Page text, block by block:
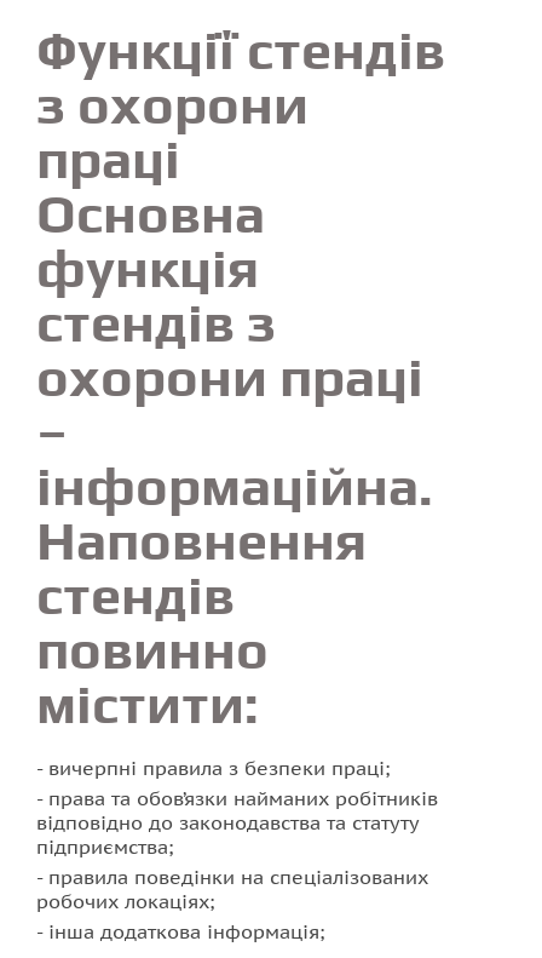
Функції стендів
з охорони
праці
Основна
функція
стендів з
охорони праці
–
інформаційна.
Наповнення
стендів
повинно
містити:
вичерпні правила з безпеки праці;
права та обов’язки найманих робітників
відповідно до законодавства та статуту
підприємства;
правила поведінки на спеціалізованих
робочих локаціях;
інша додаткова інформація;